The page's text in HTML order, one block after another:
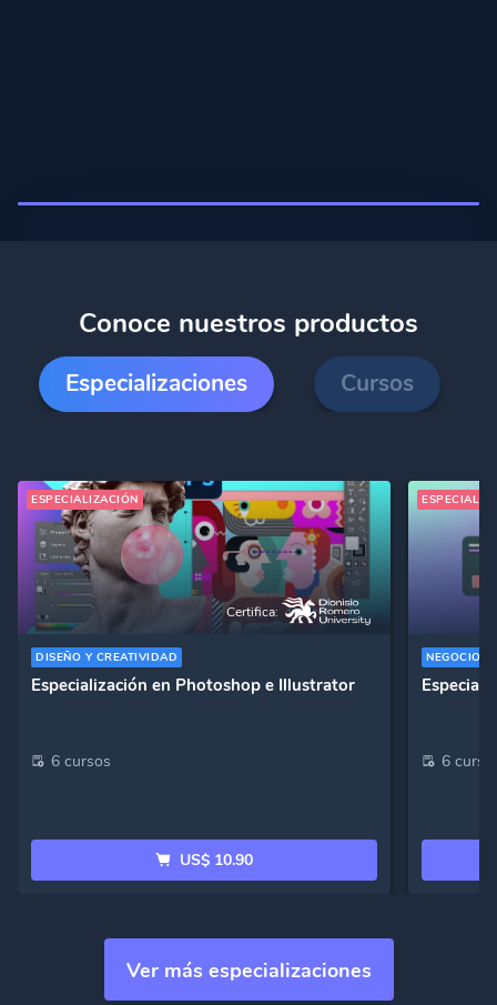
Conoce nuestros productos
Especializaciones Cursos
ESPECIALIZACIÓN
Certifica:
DISEÑO Y CREATIVIDAD
Especialización en Photoshop e Illustrator
6 cursos
US$ 10.90
NEGOCIOS
6
Ver más especializaciones